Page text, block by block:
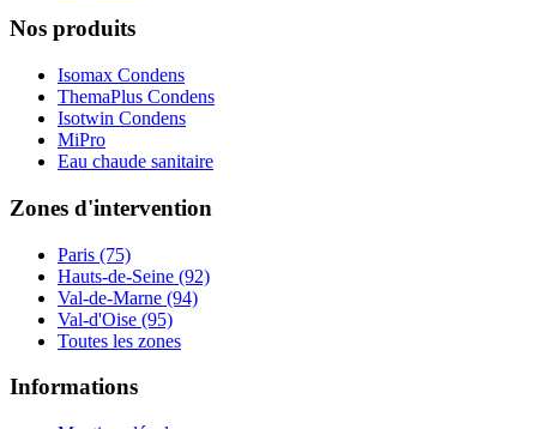
Nos produits
Isomax Condens
ThemaPlus Condens
Isotwin Condens
MiPro
Eau chaude sanitaire
Zones d'intervention
Paris (75)
Hauts-de-Seine (92)
Val-de-Marne (94)
Val-d'Oise (95)
Toutes les zones
Informations